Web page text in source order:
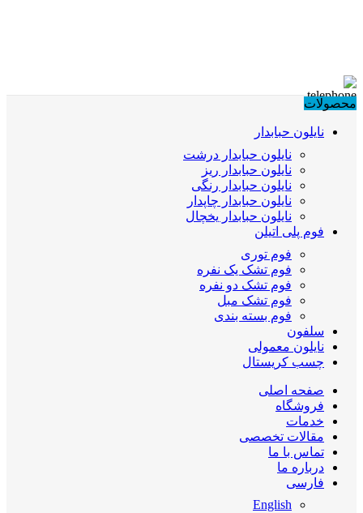
محصولات
نایلون حبابدار
نایلون حبابدار درشت
نایلون حبابدار ریز
نایلون حبابدار رنگی
نایلون حبابدار چاپدار
نایلون حبابدار یخچال
فوم پلی اتیلن
فوم توری
فوم تشک یک نفره
فوم تشک دو نفره
فوم تشک مبل
فوم بسته بندی
سلفون
نایلون معمولی
چسب کریستال
صفحه اصلی
فروشگاه
خدمات
مقالات تخصصی
تماس با ما
درباره ما
فارسی
English